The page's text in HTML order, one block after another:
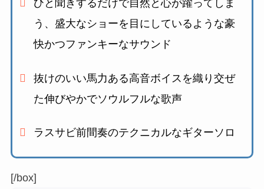
ひと聞きするだけで自然と心が躍ってしま
う、 盛大なショーを目にしているような豪
快かつファンキーなサウンド
抜けのいい馬力ある高音ボイスを織り交ぜ
た伸びやかでソウルフルな歌声
ラスサビ前間奏のテクニカルなギターソロ
[/box]